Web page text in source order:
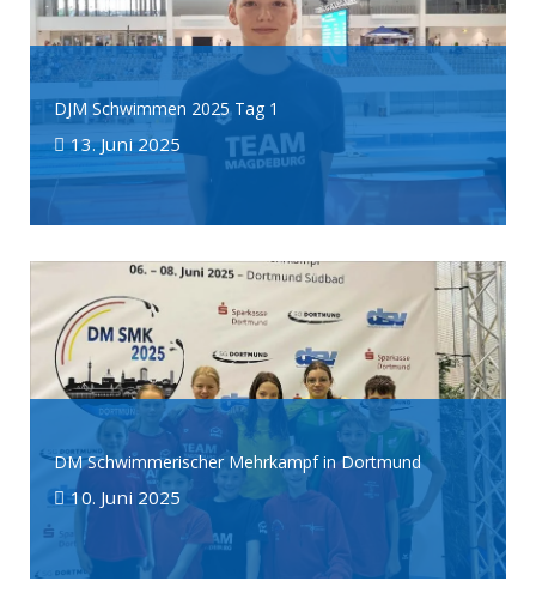
DJM Schwimmen 2025 Tag 1
13. Juni 2025
DM Schwimmerischer Mehrkampf in Dortmund
10. Juni 2025